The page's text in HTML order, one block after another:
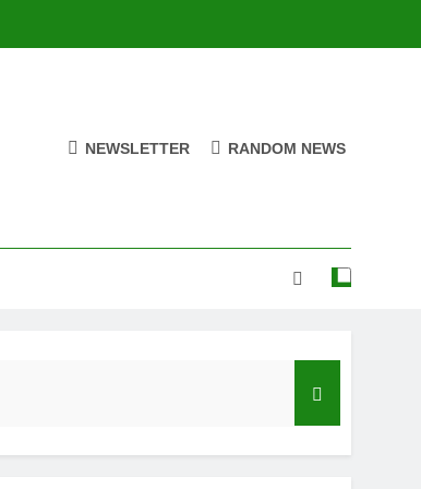
NEWSLETTER RANDOM NEWS